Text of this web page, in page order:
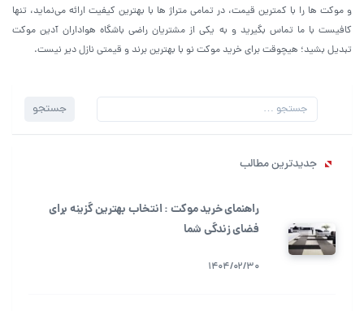
و موکت ها را با کمترین قیمت، در تمامی متراژ ها با بهترین کیفیت ارائه می‌نماید، تنها
کافیست با ما تماس بگیرید و به یکی از مشتریان راضی باشگاه هواداران آدین موکت
تبدیل بشید؛ هیچوقت برای خرید موکت نو با بهترین برند و قیمتی نازل دیر نیست.
جستجو
جستجو
جدیدترین مطالب
راهنمای خرید موکت : انتخاب بهترین گزینه برای
فضای زندگی شما
1404/02/30